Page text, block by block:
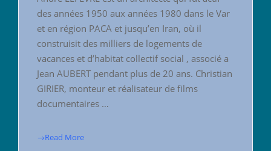
des années 1950 aux années 1980 dans le Var
et en région PACA et jusqu’en Iran, où il
construisit des milliers de logements de
vacances et d’habitat collectif social , associé a
Jean AUBERT pendant plus de 20 ans. Christian
GIRIER, monteur et réalisateur de films
documentaires …
→Read More